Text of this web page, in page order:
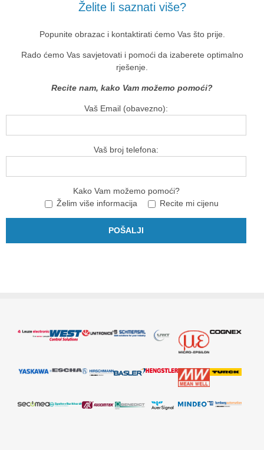
Želite li saznati više?
Popunite obrazac i kontaktirati ćemo Vas što prije.
Rado ćemo Vas savjetovati i pomoći da izaberete optimalno
rješenje.
Recite nam, kako Vam možemo pomoći?
Vaš Email (obavezno):
Vaš broj telefona:
Kako Vam možemo pomoći?
Želim više informacija
Recite mi cijenu